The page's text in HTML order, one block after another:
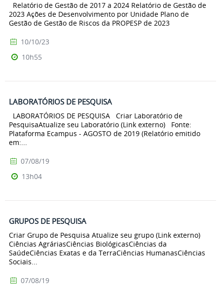
Relatório de Gestão de 2017 a 2024 Relatório de Gestão de
2023 Ações de Desenvolvimento por Unidade Plano de
Gestão de Gestão de Riscos da PROPESP de 2023
10/10/23
10h55
LABORATÓRIOS DE PESQUISA
LABORATÓRIOS DE PESQUISA Criar Laboratório de
PesquisaAtualize seu Laboratório (Link externo) Fonte:
Plataforma Ecampus - AGOSTO de 2019 (Relatório emitido
em:...
07/08/19
13h04
GRUPOS DE PESQUISA
Criar Grupo de Pesquisa Atualize seu grupo (Link externo)
Ciências AgráriasCiências BiológicasCiências da
SaúdeCiências Exatas e da TerraCiências HumanasCiências
Sociais...
07/08/19